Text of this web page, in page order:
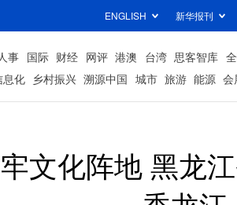
ENGLISH 新华报刊
事 国际 财经 网评 港澳 台湾 思客智库
息化 乡村振兴 溯源中国 城市 旅游 能源 会
文化阵地 黑龙